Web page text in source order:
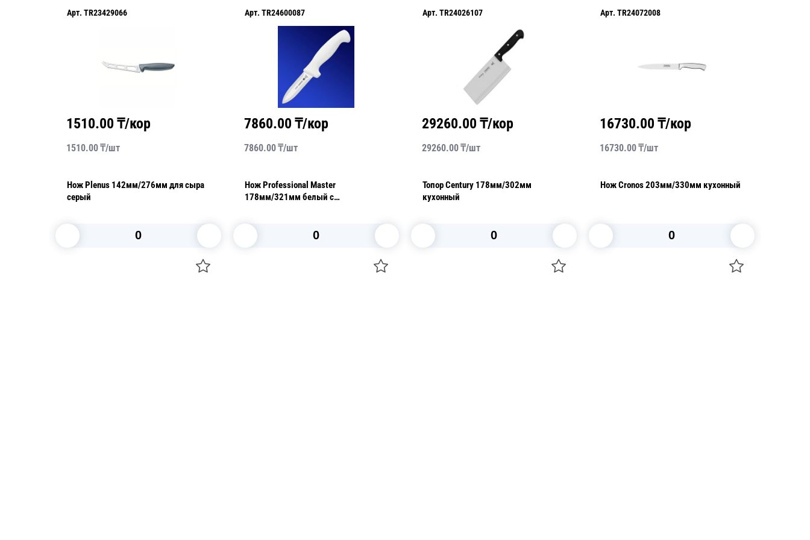
Арт. TR23429066
1510.00 ₸/кор
1510.00₸/шт
Нож Plenus 142мм/276мм для сыра
серый
Арт. TR24600087
7860.00 ₸/кор
7860.00₸/шт
Нож Professional Master
178мм/321мм белый c
Арт. TR24026107
29260.00 ₸/кор
29260.00₸/шт
Топор Century 178мм/302мм
кухонный
Арт. TR24072008
16730.00 ₸/кор
16730.00₸/шт
Нож Cronos 203мм/330мм кухонный